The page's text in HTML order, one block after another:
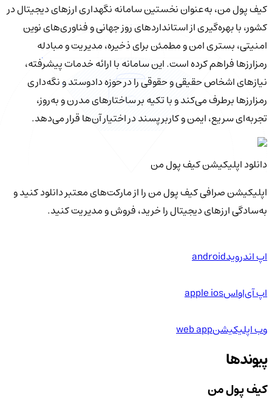
کیف‌ پول من، به‌عنوان نخستین سامانه نگهداری ارزهای دیجیتال در
کشور، با بهره‌گیری از استانداردهای روز جهانی و فناوری‌های نوین
امنیتی، بستری امن و مطمئن برای ذخیره، مدیریت و مبادله
رمزارزها فراهم کرده است. این سامانه با ارائه خدمات پیشرفته،
نیازهای اشخاص حقیقی و حقوقی را در حوزه دادوستد و نگه‌داری
رمزارزها برطرف می‌کند و با تکیه بر ساختارهای مدرن و به‌روز،
تجربه‌ای سریع، ایمن و کاربرپسند در اختیار آن‌ها قرار می‌دهد.
دانلود اپلیکیشن کیف‌ پول من
اپلیکیشن صرافی کیف پول من را از مارکت‌های معتبر دانلود کنید و
به‌سادگی ارزهای دیجیتال را خرید، فروش و مدیریت کنید.
اپ اندرویدandroid
اپ آی‌او‌اسapple ios
وب اپلیکیشنweb app
پیوندها
کیف پول من